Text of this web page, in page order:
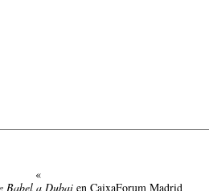
«
Babel a Dubai en CaixaForum Madrid